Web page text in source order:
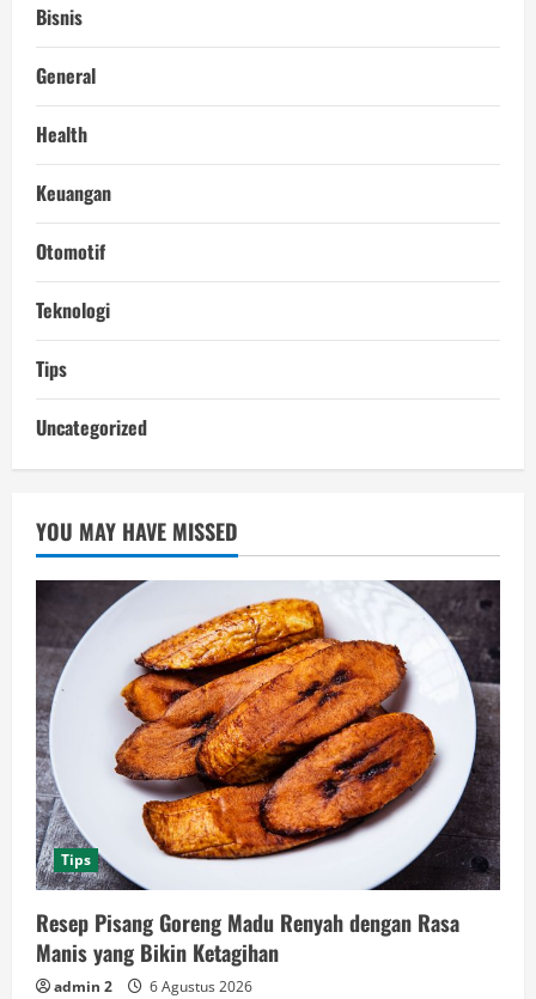
Bisnis
General
Health
Keuangan
Otomotif
Teknologi
Tips
Uncategorized
YOU MAY HAVE MISSED
Tips
Resep Pisang Goreng Madu Renyah dengan Rasa
Manis yang Bikin Ketagihan
admin 2 6 Agustus 2026